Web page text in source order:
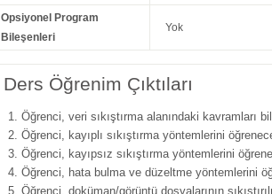
Opsiyonel Program
Bileşenleri
Yok
Ders Öğrenim Çıktıları
Öğrenci, veri sıkıştırma alanındaki kavramları
Öğrenci, kayıplı sıkıştırma yöntemlerini
Öğrenci, kayıpsız sıkıştırma yöntemlerini
Öğrenci, hata bulma ve düzeltme yöntemlerini
Öğrenci, doküman/görüntü dosyalarının